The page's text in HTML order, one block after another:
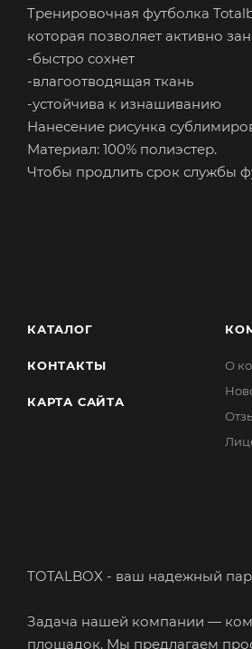
Тренировочная футболка
которая позволяет активно
-быстро сохнет
-влагоотводящая ткань
-устойчива к изнашиванию
Нанесение рисунка
Материал: 100% полиэстер.
Чтобы продлить срок службы
КАТАЛОГ
КОНТАКТЫ
КАРТА САЙТА
О
TOTALBOX - ваш надежный
Задача нашей компании —
площадок. Мы предлагаем